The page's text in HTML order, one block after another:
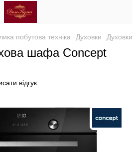
побутова техніка Духовки
шафа Concept
відгук